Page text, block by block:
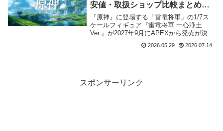
安値・取扱ショップ比較まとめ
【2027年9月発売】
『原神』に登場する「雷電将軍」の1/7ス
ケールフィギュア『雷電将軍 一心浄土
Ver.』が2027年9月にAPEXから発売が決
取扱店舗や最安値など情報をまとめまし
2026.05.29 2026.07.14
スポンサーリンク